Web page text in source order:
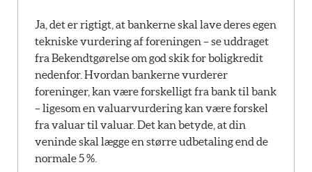
Ja, det er rigtigt, at bankerne skal lave deres egen
tekniske vurdering af foreningen – se uddraget
fra Bekendtgørelse om god skik for boligkredit
nedenfor. Hvordan bankerne vurderer
foreninger, kan være forskelligt fra bank til bank
– ligesom en valuarvurdering kan være forskel
fra valuar til valuar. Det kan betyde, at din
veninde skal lægge en større udbetaling end de
normale 5 %.